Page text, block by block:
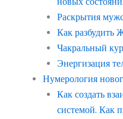
Раскрытия
Как разбудить
Чакральный
Энергизация
Нумерология
Как создать
системой. Как